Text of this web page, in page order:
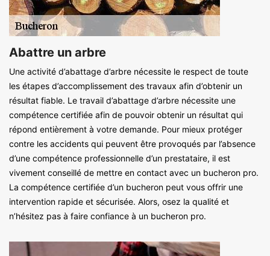
Abattre un arbre
Une activité d’abattage d’arbre nécessite le respect de toute
les étapes d’accomplissement des travaux afin d’obtenir un
résultat fiable. Le travail d’abattage d’arbre nécessite une
compétence certifiée afin de pouvoir obtenir un résultat qui
répond entièrement à votre demande. Pour mieux protéger
contre les accidents qui peuvent être provoqués par l’absence
d’une compétence professionnelle d’un prestataire, il est
vivement conseillé de mettre en contact avec un bucheron pro.
La compétence certifiée d’un bucheron peut vous offrir une
intervention rapide et sécurisée. Alors, osez la qualité et
n’hésitez pas à faire confiance à un bucheron pro.